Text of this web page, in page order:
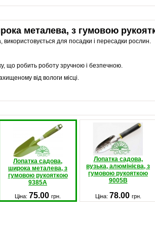
металева, з гумовою
для посадки і пересадки рослин.
що робить роботу зручною і безпечною.
від вологи місці.
Лопатка садова,
широка металева, з
гумовою рукояткою
9385A
Лопатка садова,
вузька, алюмінієва, з
гумовою рукояткою
9005B
Ціна: 75.00 грн. Ціна: 78.00 грн.